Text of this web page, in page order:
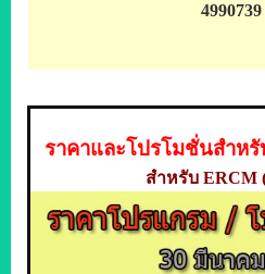
4990739
ราคาและโปรโมชั่นสำหรั
สำหรับ ERCM